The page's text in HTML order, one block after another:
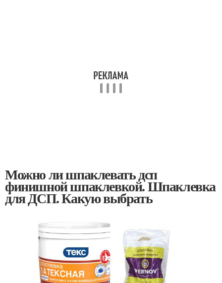
Можно ли шпаклевать дсп
финишной шпаклевкой. Шпаклевка
для ДСП. Какую выбрать